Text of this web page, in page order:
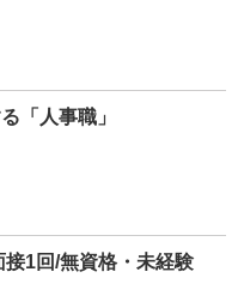
「人事職」
1回/無資格・未経験